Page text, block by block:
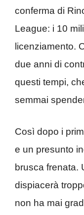
conferma di
League: i 10
licenziamento.
due anni di
questi tempi,
semmai
Così dopo i
e un presunto
brusca frenata.
dispiacerà
non ha mai